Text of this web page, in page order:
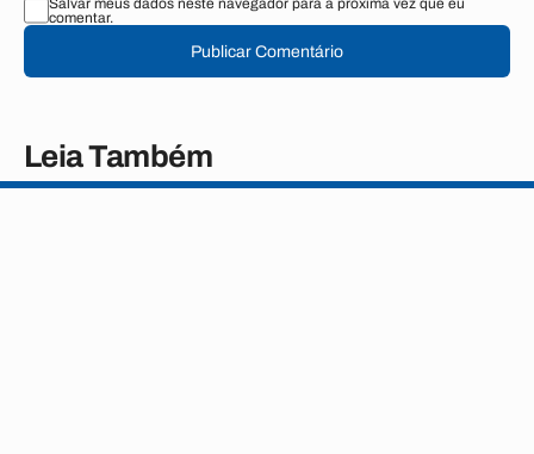
Salvar meus dados neste navegador para a próxima vez que eu
comentar.
Publicar Comentário
Leia Também